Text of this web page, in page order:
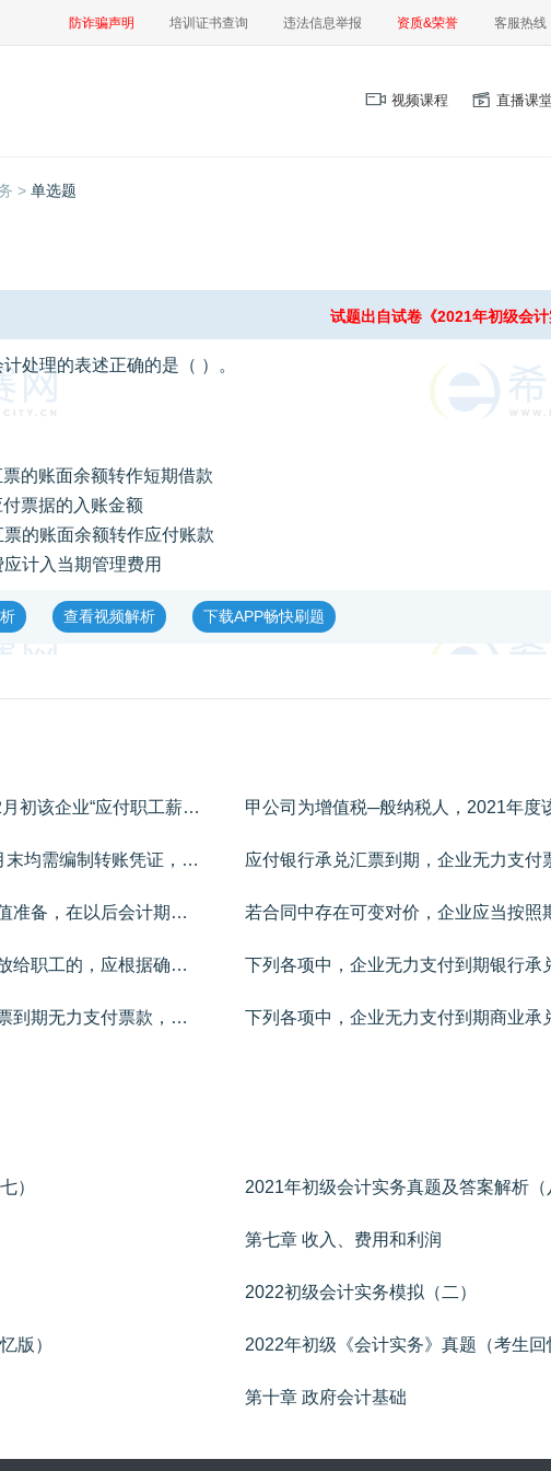
防诈骗声明 培训证书查询 违法信息举报 资质&荣誉 客服热线
视频课程 直播课
> 单选题
试题出自试卷《2021年初级会
处理的表述正确的是（ ）。
的账面余额转作短期借款
票据的入账金额
的账面余额转作应付账款
计入当期管理费用
查看视频解析 下载APP畅快刷题
某企业为增值税一般纳税人，2021年12月初该企业“应付职工薪酬”科目贷方余额为300万元。2021年12月该企业发生的有关经济业务如下：（1））结算上月应付职工薪酬，并按规定代扣职工个人所得税7万元，扣除企业为职工代付的房租13万元，收回代垫职工家属医药费5万元，实发工资共计275万元。（2）经批准，企业本月为管理人员租赁公寓免费居住，月租金为7万元（不考虑增值税）；为专设销售机构销售人员提供汽车免费使用，车辆每月计提折旧0.6万元。上述业务均符合非货币性福利确认条件。（3）以自产的空气净化器作为非货币性福利发放给20名管理人员每人一台。每台的成本为0.5万元，不含增值税的市场售价为0.8万元，适用的增值税税率为13%。（4）12月确认应付职工薪酬总额330万元，其中：车间生产人员薪酬210万元，车间管理人员薪酬30万元，行政管理人员薪酬50万元，销售人员薪酬40万元。本月生产的产品尚未完工。要求：根据上述资料，不考虑其他因素，分析回答下列小题。1、根据期初资料和资料（1），下列各项中，该企业支付职工薪酬的会计处理正确的是（）。2、根据资料（2），下列各项中，该企业为职工租赁住房和提供汽车的相关会计处理正确的是（）。3、根据资料（3），下列各项中，该企业确认并发放非货币性福利的会计处理正确的是（）。4、根据资料（4），下列各项中，该企业确认本月职工薪酬的会计处理表述正确的是（）。5、根据资料（2）至（4），下列各项中，该企业12月职工薪酬业务对当月营业利润影响结果表述正确的是（）。
企业采用“账结法”结转本年利润的，每月末均需编制转账凭证，将在账上结计出的各损益类科目的余额结转入“本年利润”科目。（）
企业固定资产、无形资产已经计提的减值准备，在以后会计期间不得转回。（）
企业以其自产产品作为非货币性福利发放给职工的，应根据确定的受益对象，按照产品的含税公允价值直接计入当期损益。（）
下列各项中，企业开具并承兑的商业汇票到期无力支付票款，应将该票据的票面额从“应付票据”科目的账面余额转入的会计科目是（ ）。
） 2021年初级会计实务真题及答案解析（
第七章 收入、费用和利润
2022初级会计实务模拟（二）
版） 2022年初级《会计实务》真题（考生回
第十章 政府会计基础